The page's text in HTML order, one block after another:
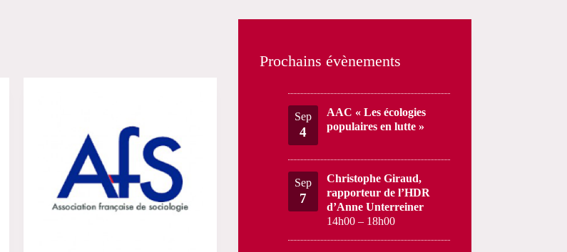
Prochains évènements
Sep
4
AAC « Les écologies
populaires en lutte »
Sep
7
Christophe Giraud,
rapporteur de l’HDR
d’Anne Unterreiner
14h00 – 18h00